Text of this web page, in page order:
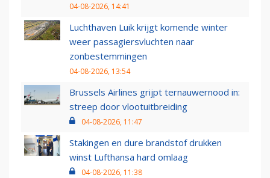
04-08-2026, 14:41
Luchthaven Luik krijgt komende winter
weer passagiersvluchten naar
zonbestemmingen
04-08-2026, 13:54
Brussels Airlines grijpt ternauwernood in:
streep door vlootuitbreiding
04-08-2026, 11:47
Stakingen en dure brandstof drukken
winst Lufthansa hard omlaag
04-08-2026, 11:38